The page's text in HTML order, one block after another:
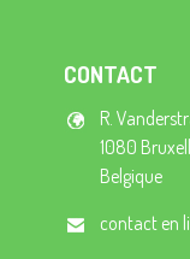
CONTACT
R.
1080
Belgique
contact en